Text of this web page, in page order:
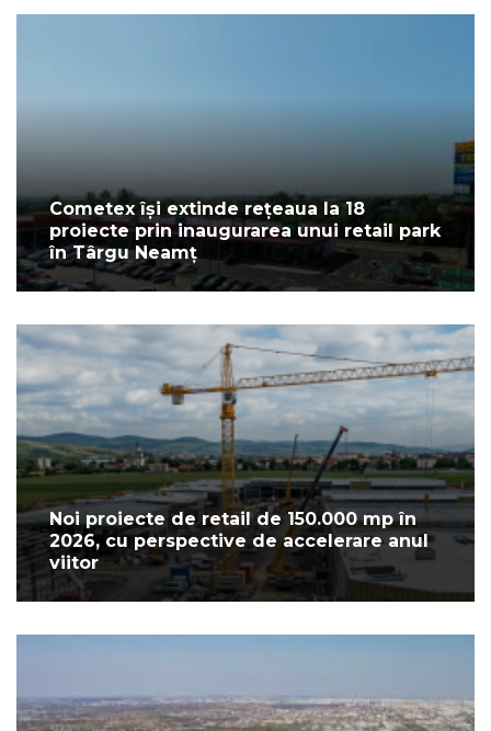
Cometex își extinde rețeaua la 18
proiecte prin inaugurarea unui retail park
în Târgu Neamț
Noi proiecte de retail de 150.000 mp în
2026, cu perspective de accelerare anul
viitor